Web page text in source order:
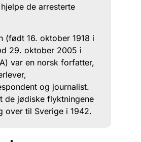
de arresterte
(født 16. oktober 1918 i
29. oktober 2005 i
var en norsk forfatter,
og journalist.
de jødiske flyktningene
over til Sverige i 1942.